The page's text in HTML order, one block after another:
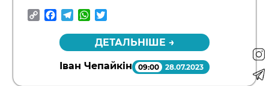
CopyFacebook
TelegramWhatsApp
ДЕТАЛЬНІШЕ →
Іван Чепайкін 09:00 28.07.2023